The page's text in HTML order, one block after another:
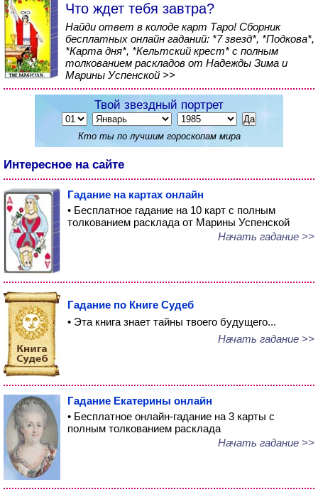
Что ждет тебя завтра?
Найди ответ в колоде карт Таро! Сборник
бесплатных онлайн гаданий: *7 звезд*, *Подкова*,
*Карта дня*, *Кельтский крест* с полным
толкованием раскладов от Надежды Зима и
Марины Успенской >>
Твой звездный портрет
Кто ты по лучшим гороскопам мира
Интересное на сайте
Гадание на картах онлайн
• Бесплатное гадание на 10 карт с полным
толкованием расклада от Марины Успенской
Начать гадание >>
Гадание по Книге Судеб
• Эта книга знает тайны твоего будущего...
Начать гадание >>
Гадание Екатерины онлайн
• Бесплатное онлайн-гадание на 3 карты с
полным толкованием расклада
Начать гадание >>